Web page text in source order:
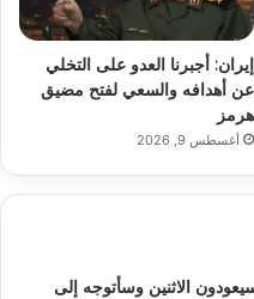
إيران: أجبرنا العدو على التخلي
عن أهدافه والسعي لفتح مضيق
هرمز
أغسطس 9, 2026
الاثنين وسأتوجه إلى